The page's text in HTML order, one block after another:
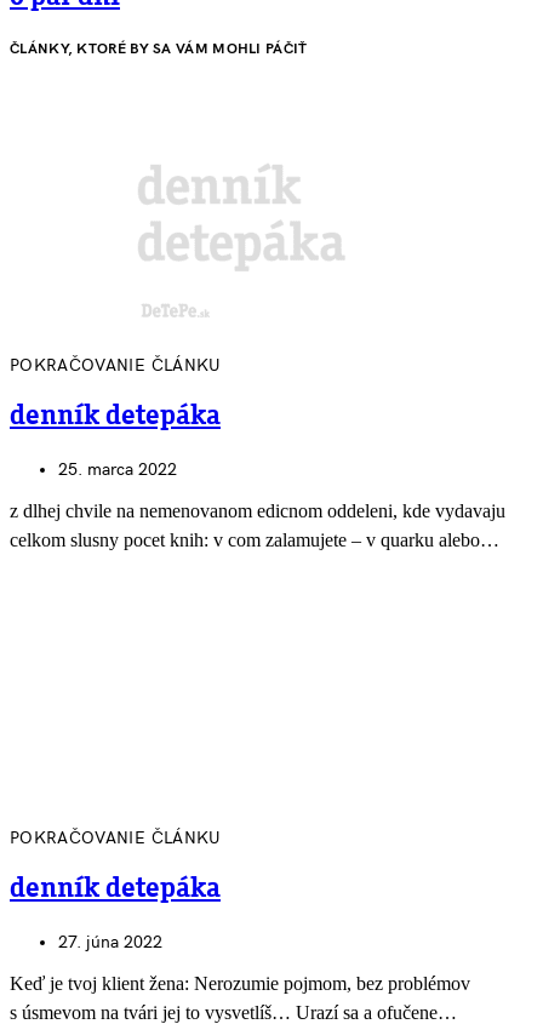
ČLÁNKY, KTORÉ BY SA VÁM MOHLI PÁČIŤ
POKRAČOVANIE ČLÁNKU
denník detepáka
25. marca 2022
z dlhej chvile na nemenovanom edicnom oddeleni, kde vydavaju
celkom slusny pocet knih: v com zalamujete – v quarku alebo…
POKRAČOVANIE ČLÁNKU
denník detepáka
27. júna 2022
Keď je tvoj klient žena: Nerozumie pojmom, bez problémov
s úsmevom na tvári jej to vysvetlíš… Urazí sa a ofučene…